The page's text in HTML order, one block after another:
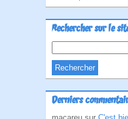
Rechercher sur le
Derniers